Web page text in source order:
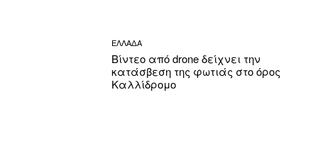
ΕΛΛΑΔΑ
Βίντεο από drone δείχνει την
κατάσβεση της φωτιάς στο όρος
Καλλίδρομο